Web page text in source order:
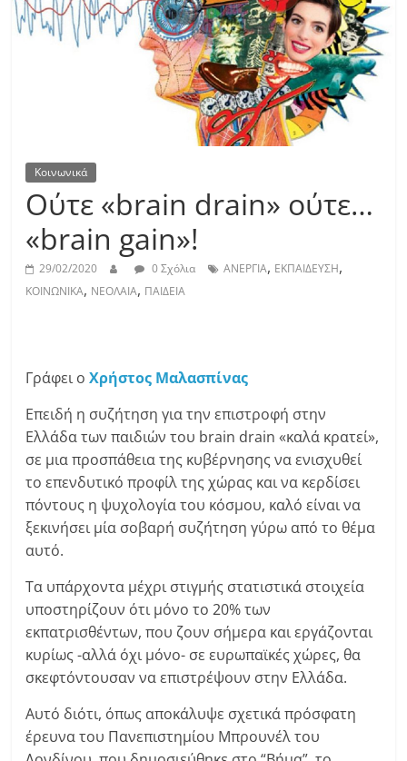
Κοινωνικά
Ούτε «brain drain» ούτε…
«brain gain»!
29/02/2020 0 Σχόλια ΑΝΕΡΓΙΑ, ΕΚΠΑΙΔΕΥΣΗ,
ΚΟΙΝΩΝΙΚΑ, ΝΕΟΛΑΙΑ, ΠΑΙΔΕΙΑ
Γράφει οΧρήστος Μαλασπίνας
Επειδή η συζήτηση για την επιστροφή στην
Ελλάδα των παιδιών του brain drain «καλά κρατεί»,
σε μια προσπάθεια της κυβέρνησης να ενισχυθεί
το επενδυτικό προφίλ της χώρας και να κερδίσει
πόντους η ψυχολογία του κόσμου, καλό είναι να
ξεκινήσει μία σοβαρή συζήτηση γύρω από το θέμα
αυτό.
Τα υπάρχοντα μέχρι στιγμής στατιστικά στοιχεία
υποστηρίζουν ότι μόνο το 20% των
εκπατρισθέντων, που ζουν σήμερα και εργάζονται
κυρίως -αλλά όχι μόνο- σε ευρωπαϊκές χώρες, θα
σκεφτόντουσαν να επιστρέψουν στην Ελλάδα.
Αυτό διότι, όπως αποκάλυψε σχετικά πρόσφατη
έρευνα του Πανεπιστημίου Μπρουνέλ του